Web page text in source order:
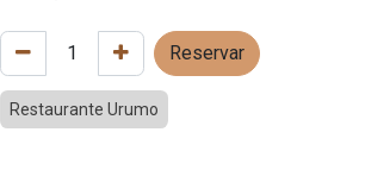
Reservar
Restaurante Urumo